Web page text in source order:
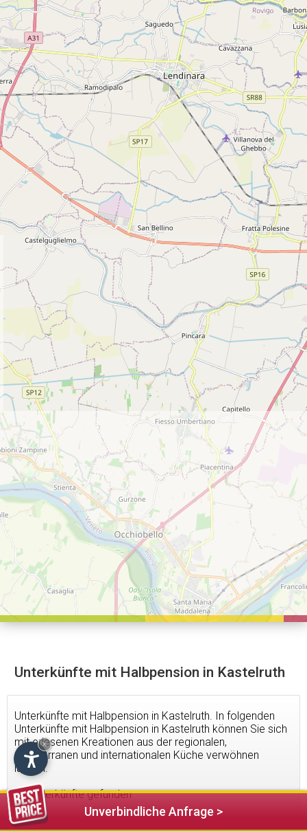
Unterkünfte mit Halbpension in Kastelruth
Unterkünfte mit Halbpension in Kastelruth. In folgenden
Unterkünfte mit Halbpension in Kastelruth können Sie sich
mit erlesenen Kreationen aus der regionalen,
mediterranen und internationalen Küche verwöhnen
lassen.
23Unterkünfte gefunden
Unverbindliche Anfrage >
×